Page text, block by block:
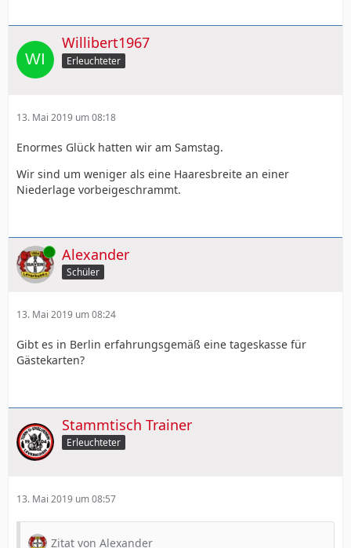
Willibert1967
Erleuchteter
13. Mai 2019 um 08:18
Enormes Glück hatten wir am Samstag.
Wir sind um weniger als eine Haaresbreite an einer
Niederlage vorbeigeschrammt.
Online Alexander
Schüler
13. Mai 2019 um 08:24
Gibt es in Berlin erfahrungsgemäß eine tageskasse für
Gästekarten?
Stammtisch Trainer
Erleuchteter
13. Mai 2019 um 08:57
Zitat von Alexander